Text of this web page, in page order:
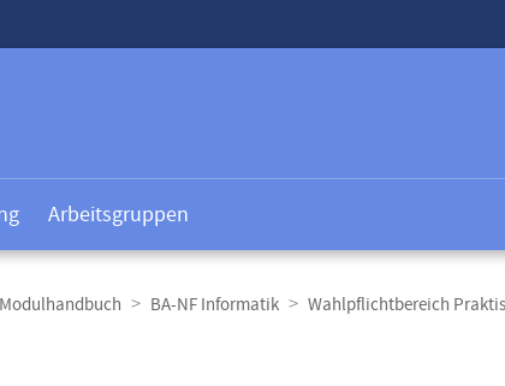
Arbeitsgruppen
BA-NF Informatik Wahlpflichtbereich